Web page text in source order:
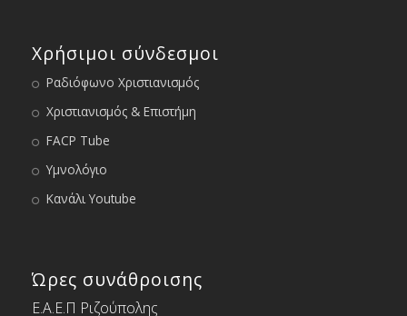
Χρήσιμοι σύνδεσμοι
Ραδιόφωνο Χριστιανισμός
Χριστιανισμός & Επιστήμη
FACP Tube
Υμνολόγιο
Κανάλι Youtube
Ώρες συνάθροισης
Ε.Α.Ε.Π Ριζούπολης